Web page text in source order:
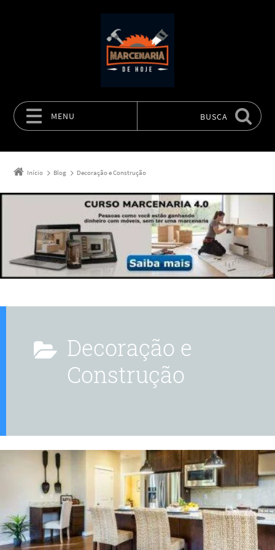
MENU BUSCA
Início Blog Decoração e Construção
Decoração e
Construção